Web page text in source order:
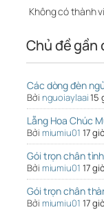
Không có thành
Chủ đề gần
Các dòng đèn
Bởi nguoiaylaai15
Lẵng Hoa Chúc
Bởi miumiu01 17
Gói trọn chân
Bởi miumiu01 17
Gói trọn chân
Bởi miumiu01 17